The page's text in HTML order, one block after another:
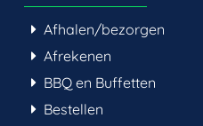
Afhalen/bezorgen
Afrekenen
BBQ en Buffetten
Bestellen